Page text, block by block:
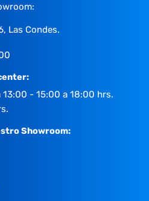
Las Condes.
- 15:00 a 18:00 hrs.
Showroom: